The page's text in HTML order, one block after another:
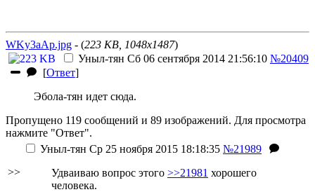
WKy3aAp.jpg - (223 KB, 1048x1487)
Уныл-тян Сб 06 сентября 2014 21:56:10 №20409
[Ответ]
Эбола-тян идет сюда.
Пропущено 119 сообщений и 89 изображений. Для просмотра
нажмите "Ответ".
>>
Уныл-тян Ср 25 ноября 2015 18:18:35 №21989
Удваиваю вопрос этого >>21981 хорошего
человека.